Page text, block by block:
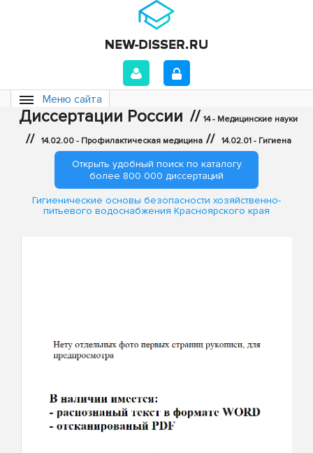
Меню сайта
Диссертации России // 14 - Медицинские науки
// 14.02.00 - Профилактическая медицина // 14.02.01 - Гигиена
Открыть удобный поиск по каталогу
более 800 000 диссертаций
Гигиенические основы безопасности хозяйственно-
питьевого водоснабжения Красноярского края